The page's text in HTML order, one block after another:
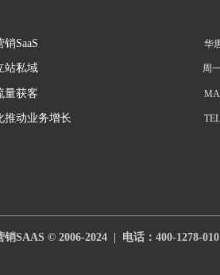
SaaS
站私域
量获客
推动业务增长
销SAAS © 2006-2024  |  电话： 400-1278-010
周
华